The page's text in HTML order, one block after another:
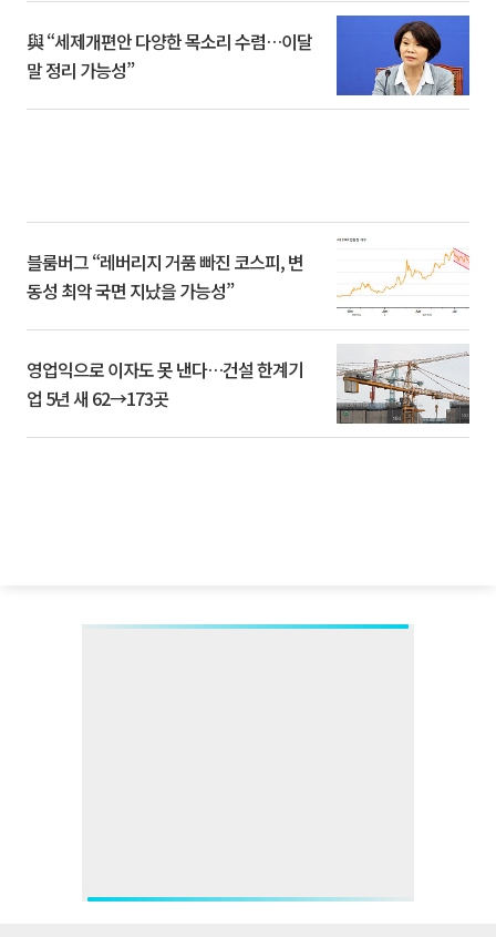
與 “세제개편안 다양한 목소리 수렴…이달
말 정리 가능성”
블룸버그 “레버리지 거품 빠진 코스피, 변
동성 최악 국면 지났을 가능성”
영업익으로 이자도 못 낸다…건설 한계기
업 5년 새 62→173곳